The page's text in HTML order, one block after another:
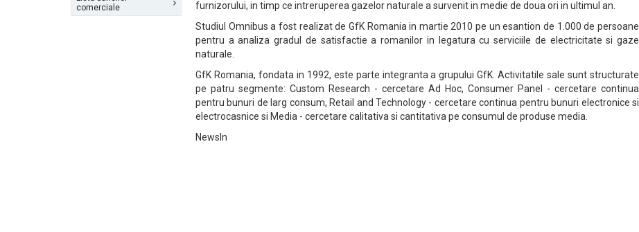
comerciale
furnizorului, in timp ce intreruperea gazelor naturale a survenit in medie de doua ori in ultimul an.
Studiul Omnibus a fost realizat de GfK Romania in martie 2010 pe un esantion de 1.000 de persoane
pentru a analiza gradul de satisfactie a romanilor in legatura cu serviciile de electricitate si gaze
naturale.
GfK Romania, fondata in 1992, este parte integranta a grupului GfK. Activitatile sale sunt structurate
pe patru segmente: Custom Research - cercetare Ad Hoc, Consumer Panel - cercetare continua
pentru bunuri de larg consum, Retail and Technology - cercetare continua pentru bunuri electronice si
electrocasnice si Media - cercetare calitativa si cantitativa pe consumul de produse media.
NewsIn